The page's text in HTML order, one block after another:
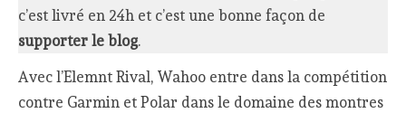
c’est livré en 24h et c’est une bonne façon de
supporter le blog.
Avec l’Elemnt Rival, Wahoo entre dans la compétition
contre Garmin et Polar dans le domaine des montres